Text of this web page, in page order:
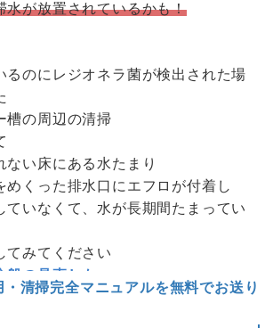
水が放置されているかも！
るのにレジオネラ菌が検出された場
槽の周辺の清掃
ない床にある水たまり
めくった排水口にエフロが付着し
ていなくて、水が長期間たまってい
てみてください
の見直しも
・清掃完全マニュアルを無料でお送り